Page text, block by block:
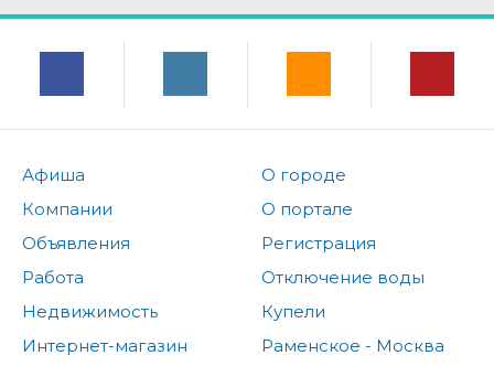
Афиша
Компании
Объявления
Работа
Недвижимость
Интернет-магазин
О городе
О портале
Регистрация
Отключение воды
Купели
Раменское - Москва